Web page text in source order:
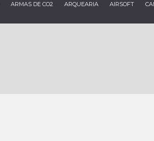
ARMAS DE CO2 ARQUEARIA AIRSOFT